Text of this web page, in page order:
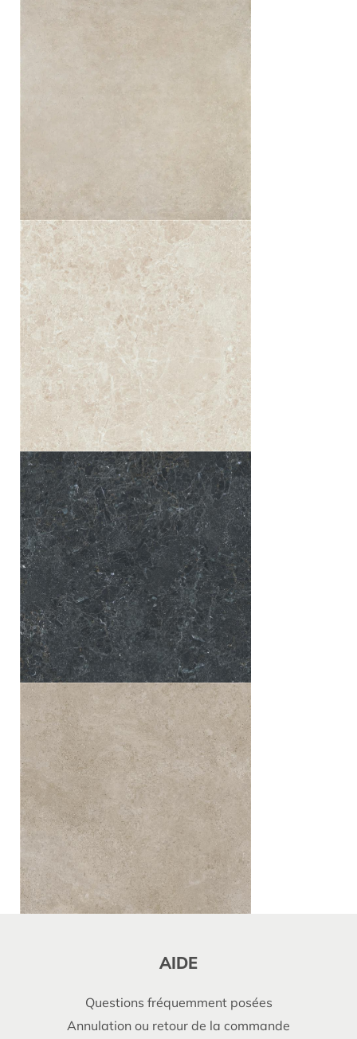
AIDE
Questions fréquemment posées
Annulation ou retour de la commande